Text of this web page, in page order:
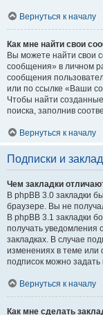
Вернуться к началу
Как мне найти свои
Вы можете найти свои
сообщения» в личном
сообщения
или по ссылке «Ваши
Чтобы найти
поиска, заполнив
Вернуться к началу
Подписки и
Чем закладки
В phpBB 3.0 закладки
браузере. Вы не
В phpBB 3.1 закладки
получать уведомления
закладках. В случае
изменениях в теме или
подписок можно задать
Вернуться к началу
Как мне сделать